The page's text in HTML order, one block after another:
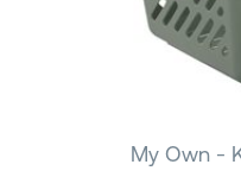
My Own -